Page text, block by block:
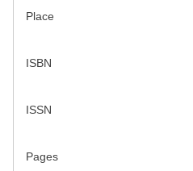
Place
ISBN
ISSN
Pages